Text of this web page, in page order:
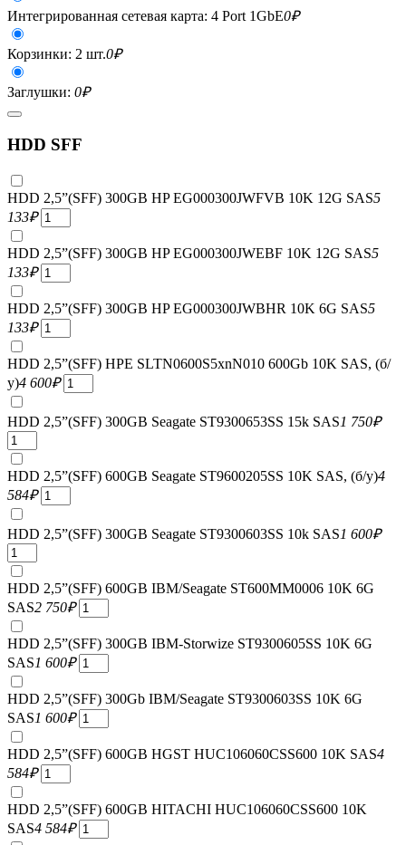
Интегрированная сетевая карта: 4 Port 1GbE0₽
Корзинки: 2 шт.0₽
Заглушки: 0₽
HDD SFF
HDD 2,5”(SFF) 300GB HP EG000300JWFVB 10K 12G SAS5
133₽
HDD 2,5”(SFF) 300GB HP EG000300JWEBF 10K 12G SAS5
133₽
HDD 2,5”(SFF) 300GB HP EG000300JWBHR 10K 6G SAS5
133₽
HDD 2,5”(SFF) HPE SLTN0600S5xnN010 600Gb 10K SAS, (б/
у)4 600₽
HDD 2,5”(SFF) 300GB Seagate ST9300653SS 15k SAS1 750₽
HDD 2,5”(SFF) 600GB Seagate ST9600205SS 10K SAS, (б/у)4
584₽
HDD 2,5”(SFF) 300GB Seagate ST9300603SS 10k SAS1 600₽
HDD 2,5”(SFF) 600GB IBM/Seagate ST600MM0006 10K 6G
SAS2 750₽
HDD 2,5”(SFF) 300GB IBM-Storwize ST9300605SS 10K 6G
SAS1 600₽
HDD 2,5”(SFF) 300Gb IBM/Seagate ST9300603SS 10K 6G
SAS1 600₽
HDD 2,5”(SFF) 600GB HGST HUC106060CSS600 10K SAS4
584₽
HDD 2,5”(SFF) 600GB HITACHI HUC106060CSS600 10K
SAS4 584₽